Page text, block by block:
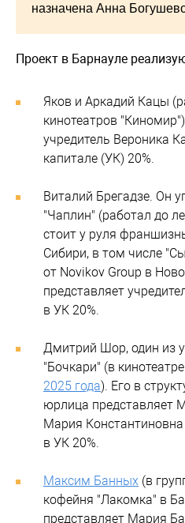
назначена Анна
Проект в Барнауле
Яков и Аркадий Кацы
кинотеатров
учредитель Вероника
капитале (УК) 20%.
Виталий Брегадзе. Он
"Чаплин" (работал до
стоит у руля
Сибири, в том числе
от Novikov Group в
представляет
в УК 20%.
Дмитрий Шор, один из
"Бочкари" (в
2025 года). Его в
юрлица представляет
Мария
в УК 20%.
Максим Банных (в
кофейня "Лакомка" в
представляет Мария